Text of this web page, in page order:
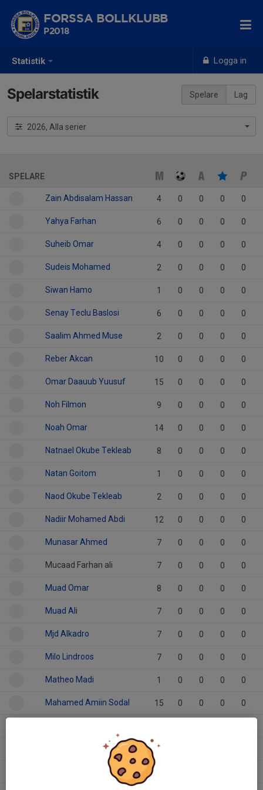
Statistik Logga in
FORSSA BOLLKLUBB
P2018
Spelare Lag
Spelarstatistik
2026, Alla serier
SPELARE
Zain Abdisalam Hassan 4 0 0 0 0
Yahya Farhan 6 0 0 0 0
Suheib Omar 4 0 0 0 0
Sudeis Mohamed 2 0 0 0 0
Siwan Hamo 1 0 0 0 0
Senay Teclu Baslosi 6 0 0 0 0
Saalim Ahmed Muse 2 0 0 0 0
Reber Akcan 10 0 0 0 0
Omar Daauub Yuusuf 15 0 0 0 0
Noh Filmon 9 0 0 0 0
Noah Omar 14 0 0 0 0
Natnael Okube Tekleab 8 0 0 0 0
Natan Goitom 1 0 0 0 0
Naod Okube Tekleab 2 0 0 0 0
Nadiir Mohamed Abdi 12 0 0 0 0
Munasar Ahmed 7 0 0 0 0
Mucaad Farhan ali 7 0 0 0 0
Muad Omar 8 0 0 0 0
Muad Ali 7 0 0 0 0
Mjd Alkadro 7 0 0 0 0
Milo Lindroos 7 0 0 0 0
Matheo Madi 1 0 0 0 0
Mahamed Amiin Sodal 15 0 0 0 0
1